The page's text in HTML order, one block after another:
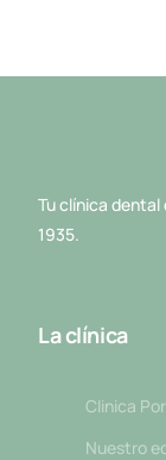
Tu clínica dental
1935.
La clínica
Clinica
Nuestro